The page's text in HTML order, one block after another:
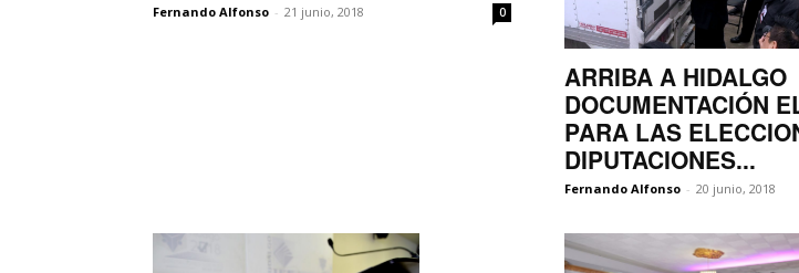
Fernando Alfonso - 21 junio, 2018 0
ARRIBA A HIDALGO
DOCUMENTACIÓN
PARA LAS
DIPUTACIONES...
Fernando Alfonso - 20 junio, 2018